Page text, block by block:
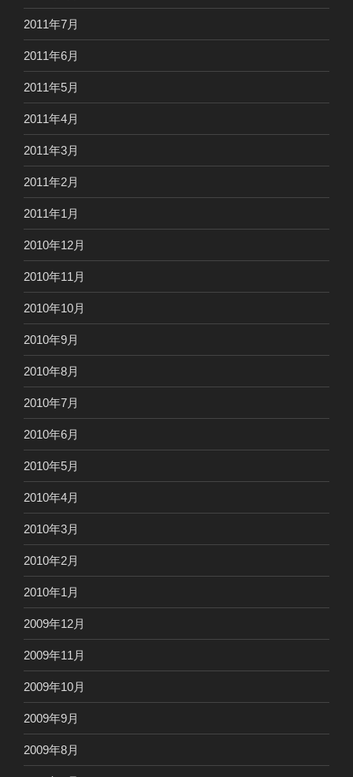
2011年7月
2011年6月
2011年5月
2011年4月
2011年3月
2011年2月
2011年1月
2010年12月
2010年11月
2010年10月
2010年9月
2010年8月
2010年7月
2010年6月
2010年5月
2010年4月
2010年3月
2010年2月
2010年1月
2009年12月
2009年11月
2009年10月
2009年9月
2009年8月